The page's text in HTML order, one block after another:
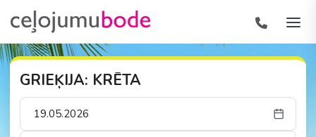
GRIEĶIJA: KRĒTA